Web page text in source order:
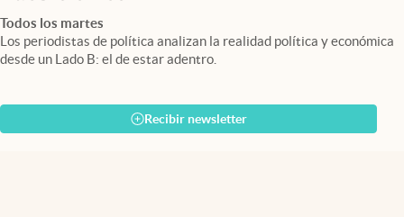
Todos los martes
Los periodistas de política analizan la realidad política y económica
desde un Lado B: el de estar adentro.
Recibir newsletter